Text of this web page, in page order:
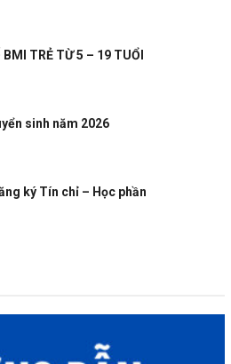
BMI TRẺ TỪ 5 – 19 TUỔI
sinh năm 2026
ký Tín chỉ – Học phần